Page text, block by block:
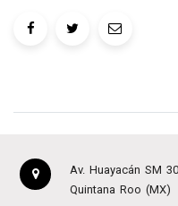
Av. Huayacán SM
Quintana Roo (MX)